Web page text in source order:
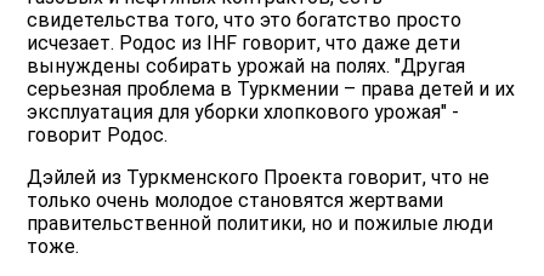
свидетельства того, что это богатство просто
исчезает. Родос из IHF говорит, что даже дети
вынуждены собирать урожай на полях. "Другая
серьезная проблема в Туркмении – права детей и их
эксплуатация для уборки хлопкового урожая" -
говорит Родос.
Дэйлей из Туркменского Проекта говорит, что не
только очень молодое становятся жертвами
правительственной политики, но и пожилые люди
тоже.